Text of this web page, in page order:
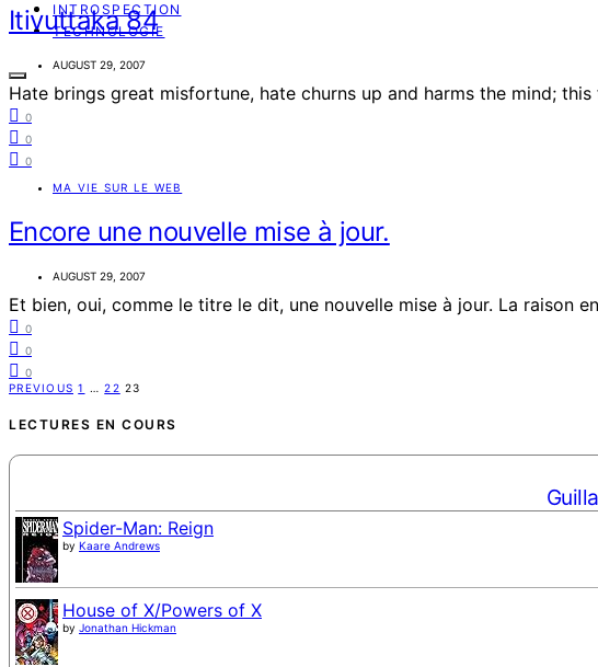
INTROSPECTION
TECHNOLOGIE
Itivuttaka 84
AUGUST 29, 2007
Hate brings great misfortune, hate churns up and harms the mind;
0
0
0
MA VIE SUR LE WEB
Encore une nouvelle mise à jour.
AUGUST 29, 2007
Et bien, oui, comme le titre le dit, une nouvelle mise à jour. La raison
0
0
0
Posts
pagination
PREVIOUS 1 … 22 23
LECTURES EN COURS
Spider-Man: Reign
by Kaare Andrews
House of X/Powers of X
by Jonathan Hickman